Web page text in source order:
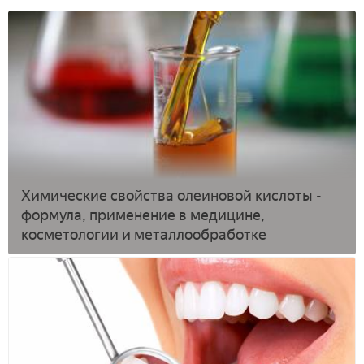
Химические свойства олеиновой кислоты -
формула, применение в медицине,
косметологии и металлообработке